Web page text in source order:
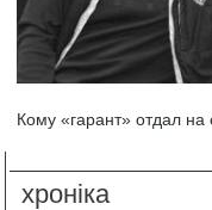
Кому «гарант» отдал на
хроніка